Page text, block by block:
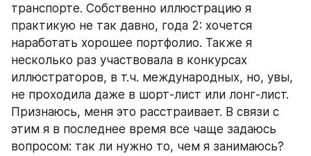
транспорте. Собственно иллюстрацию я
практикую не так давно, года 2: хочется
наработать хорошее портфолио. Также я
несколько раз участвовала в конкурсах
иллюстраторов, в т.ч. международных, но, увы,
не проходила даже в шорт-лист или лонг-лист.
Признаюсь, меня это расстраивает. В связи с
этим я в последнее время все чаще задаюсь
вопросом: так ли нужно то, чем я занимаюсь?